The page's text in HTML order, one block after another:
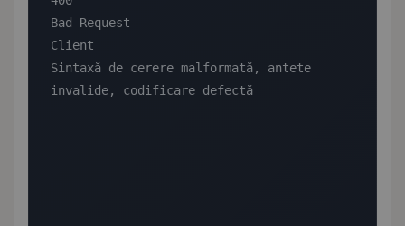
Bad Request
Client
Sintaxă de cerere malformată, antete
invalide, codificare defectă